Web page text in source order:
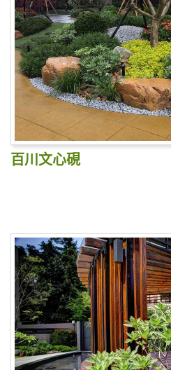
百川文心硯